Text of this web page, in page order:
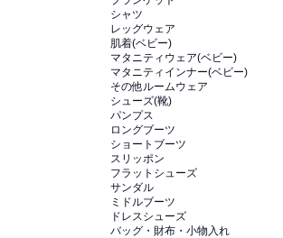
シャツ
レッグウェア
肌着(ベビー)
マタニティウェア(ベビー)
マタニティインナー(ベビー)
その他ルームウェア
シューズ(靴)
パンプス
ロングブーツ
ショートブーツ
スリッポン
フラットシューズ
サンダル
ミドルブーツ
ドレスシューズ
バッグ・財布・小物入れ